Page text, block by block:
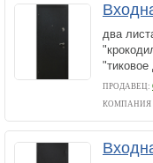
два
ПРОДАВЕЦ:
КОМПАНИЯ